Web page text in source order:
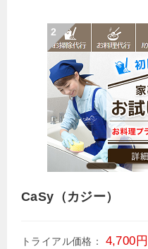
CaSy（カジー）
トライアル価格： 4,700円